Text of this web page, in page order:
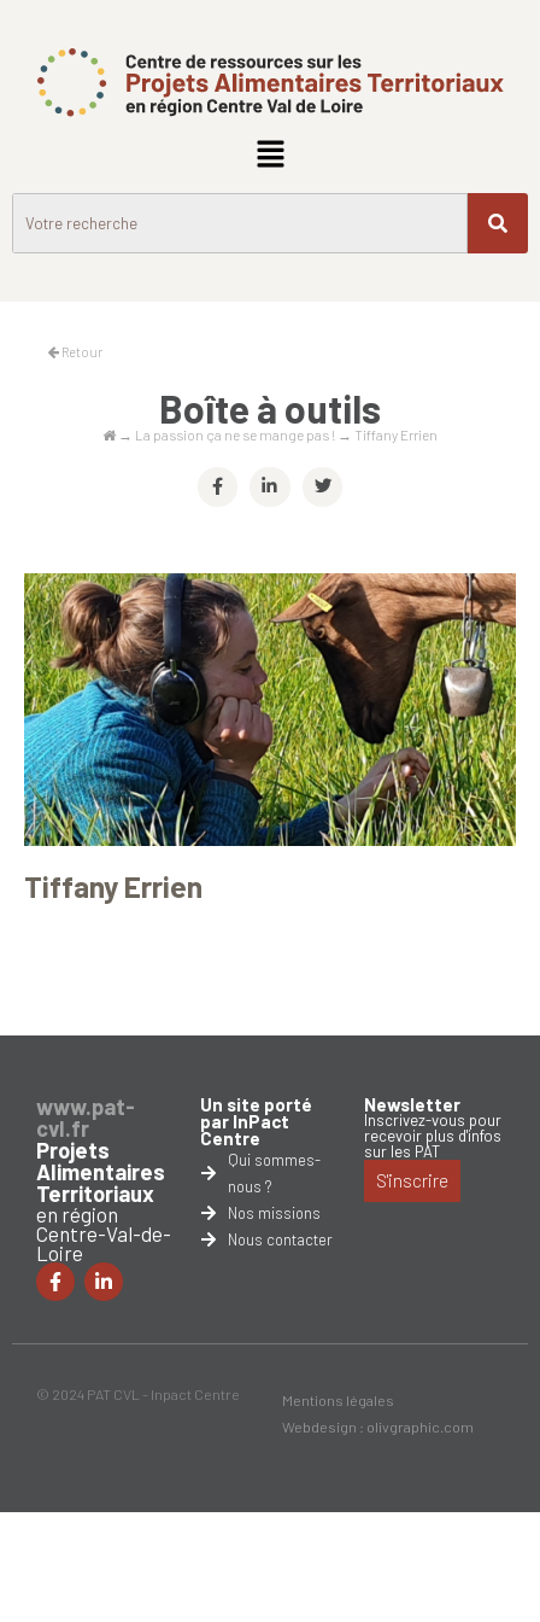
Retour
Boîte à outils
→ La passion ça ne se mange pas ! → Tiffany Errien
Tiffany Errien
www.pat-
cvl.fr
Projets
Alimentaires
Territoriaux
en région
Centre-Val-de-
Loire
Un site porté
par InPact
Centre
Qui sommes-
nous ?
Nos missions
Nous contacter
Newsletter
Inscrivez-vous pour
recevoir plus d'infos
sur les PAT
S'inscrire
© 2024 PAT CVL - Inpact Centre
Mentions légales
Webdesign : olivgraphic.com